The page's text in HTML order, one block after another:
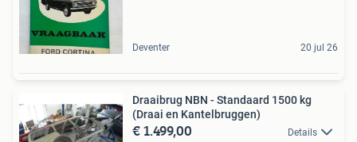
Deventer 20 jul 26
Draaibrug NBN - Standaard 1500 kg
(Draai en Kantelbruggen)
€ 1.499,00 Details